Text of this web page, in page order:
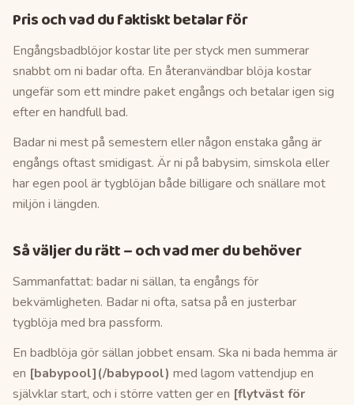
Pris och vad du faktiskt betalar för
Engångsbadblöjor kostar lite per styck men summerar
snabbt om ni badar ofta. En återanvändbar blöja kostar
ungefär som ett mindre paket engångs och betalar igen sig
efter en handfull bad.
Badar ni mest på semestern eller någon enstaka gång är
engångs oftast smidigast. Är ni på babysim, simskola eller
har egen pool är tygblöjan både billigare och snällare mot
miljön i längden.
Så väljer du rätt – och vad mer du behöver
Sammanfattat: badar ni sällan, ta engångs för
bekvämligheten. Badar ni ofta, satsa på en justerbar
tygblöja med bra passform.
En badblöja gör sällan jobbet ensam. Ska ni bada hemma är
en [babypool](/babypool) med lagom vattendjup en
självklar start, och i större vatten ger en [flytväst för